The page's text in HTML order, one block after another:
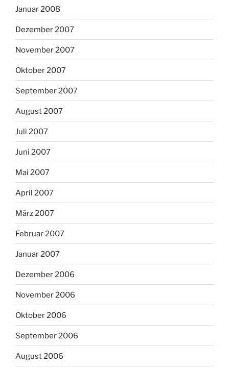
Januar 2008
Dezember 2007
November 2007
Oktober 2007
September 2007
August 2007
Juli 2007
Juni 2007
Mai 2007
April 2007
März 2007
Februar 2007
Januar 2007
Dezember 2006
November 2006
Oktober 2006
September 2006
August 2006